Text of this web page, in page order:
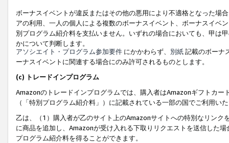
ボーナスイベントが違反またはその他の悪用により不適格となった場
アの利用、一人の個人による複数のボーナスイベント、ボーナスイベ
別プログラム紹介料を支払いません。いずれの場合においても、甲は
かについて判断します。
アソシエイト・プログラム参加要件 にかかわらず、 別紙記載のボーナ
ーナスイベントに関連する場合にのみ許可されるものとします。
(c) トレードインプログラム
Amazonのトレードインプログラムでは、購入者はAmazonギフトカ
（「特別プログラム紹介料」）に記載されている一部の国でご利用い
乙は、（1）購入者が乙のサイト上のAmazonサイトへの特別なリン
に商品を追加し、Amazonが受け入れる下取りリクエストを送信した
プログラム紹介料を得ることができます。